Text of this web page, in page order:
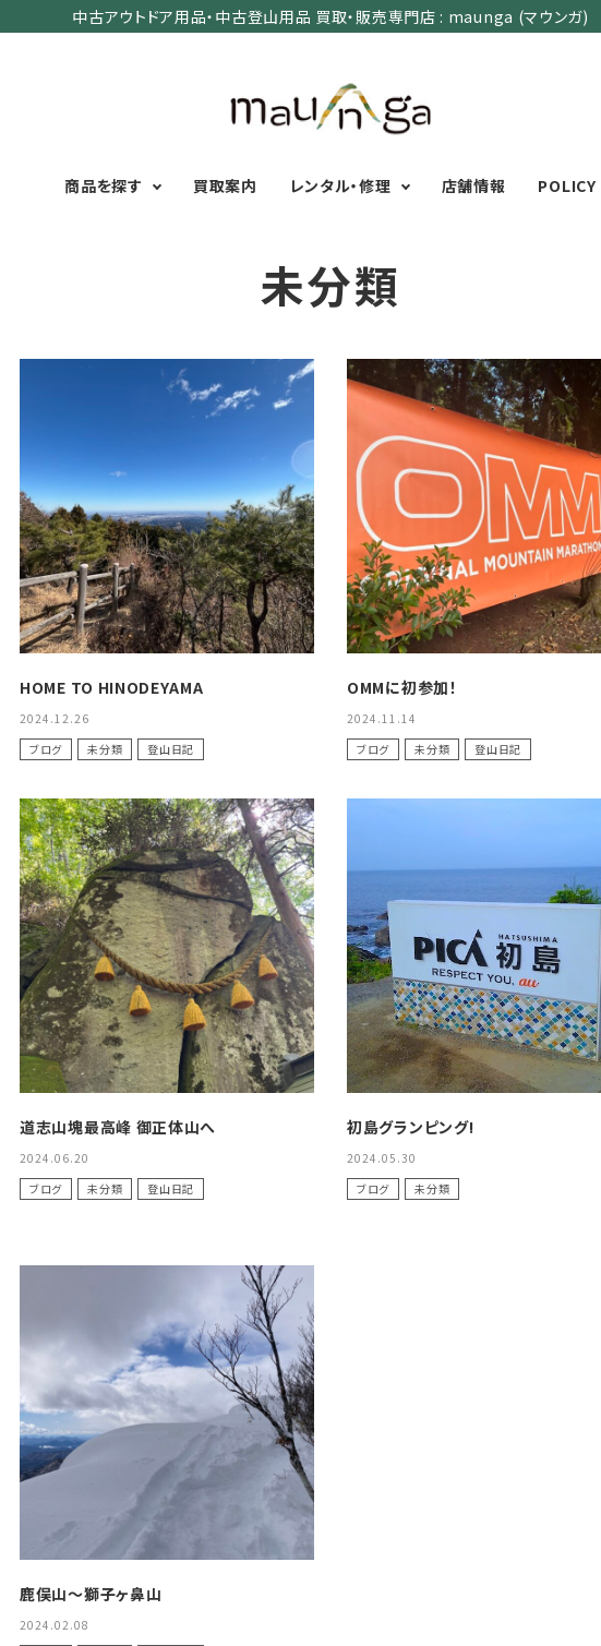
中古アウトドア用品・中古登山用品 買取・販売専門店 : maunga (マウンガ)
商品を探す
Men's Wear
Women's Wear
Kid's Wear
Backpacks＆
OtherBags
Cooking Gear
Sleeping Gear
Tent ＆ Shelter
Camping Gear
Field Gear
Gear
River Sports
MENS
XXSXS LXLXXL
XXSXS
XL
UNISEX
XXSXS XL
初心者におすすめアウトド
アグッズ
秋・冬に向けたアウトドアグ
ッズ
富士山いくならこの装備
本気の登山用品
春・夏に向けたアウトドアグ
ッズ
冬期・雪山に向けたウェア・
ギア
テント泊山行に向けたギ
ア！
ア！
トレイルラン向けウェア・ギ
ア！
買取案内 レンタル・修理 店舗情報 POLICY
未分類
HOME TO HINODEYAMA
2024.12.26
ブログ
未分類 登山日記
OMMに初参加！
2024.11.14
ブログ
未分類 登山日記
道志山塊最高峰 御正体山へ
2024.06.20
ブログ
未分類 登山日記
初島グランピング!
2024.05.30
ブログ
未分類
鹿俣山〜獅子ヶ鼻山
2024.02.08